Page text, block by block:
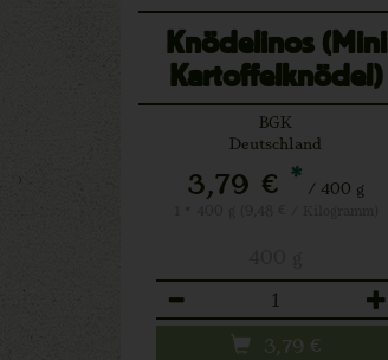
Knödelinos (Mini
Kartoffelknödel)
BGK
Deutschland
3,79 € * / 400 g
Anzahl
3,79 €